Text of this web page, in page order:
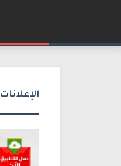
الإعلانات